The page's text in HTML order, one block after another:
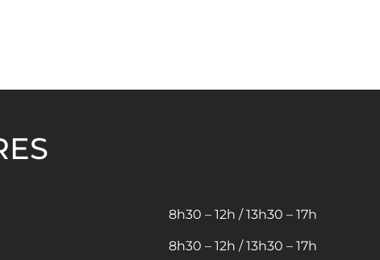
8h30 – 12h / 13h30 – 17h
8h30 – 12h / 13h30 – 17h